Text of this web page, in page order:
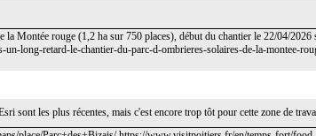
Montée rouge (1,2 ha sur 750 places), début du chantier le 22/04/2026
long-retard-le-chantier-du-parc-d-ombrieres-solaires-de-la-montee-
sont les plus récentes, mais c'est encore trop tôt pour cette zone de